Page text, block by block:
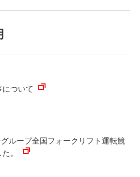
ついて
ループ全国フォークリフト運転競
。